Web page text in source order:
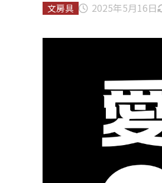
2025年5月16日
文房具